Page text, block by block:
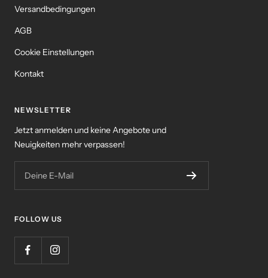
Versandbedingungen
AGB
Cookie Einstellungen
Kontakt
NEWSLETTER
Jetzt anmelden und keine Angebote und
Neuigkeiten mehr verpassen!
Deine E-Mail
FOLLOW US